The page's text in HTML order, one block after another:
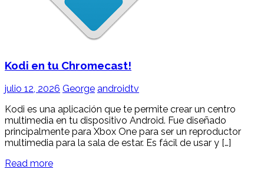
Kodi en tu Chromecast!
julio 12, 2026 George androidtv
Kodi es una aplicación que te permite crear un centro
multimedia en tu dispositivo Android. Fue diseñado
principalmente para Xbox One para ser un reproductor
multimedia para la sala de estar. Es fácil de usar y […]
Read more